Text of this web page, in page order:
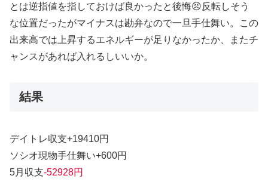
とは逆指値を指しておけば良かったと後悔😣反転しそう
な位置だったがマイナスは勘弁なので一旦手仕舞い。この
出来高では上昇するエネルギーが足りなかったか、またチ
ャンスがあれば入れるしいいか。
結果
デイトレ収支+19410円
ソシオ現物手仕舞い+600円
5月収支-52928円